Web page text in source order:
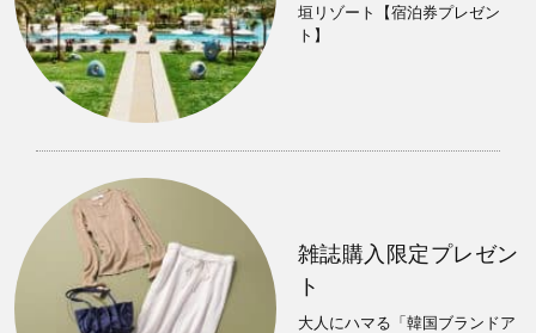
垣リゾート【宿泊券プレゼン
ト】
雑誌購入限定プレゼン
ト
大人にハマる「韓国ブランドア